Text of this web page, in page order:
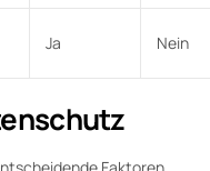
Ja Nein